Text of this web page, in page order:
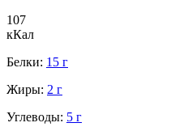
107
кКал
Белки: 15 г
Жиры: 2 г
Углеводы: 5 г